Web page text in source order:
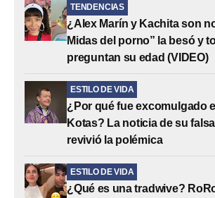
TENDENCIAS
¿Alex Marín y Kachita son
Midas del porno” la besó y
preguntan su edad (VIDEO)
ESTILO DE VIDA
¿Por qué fue excomulgado
Kotas? La noticia de su
revivió la polémica
ESTILO DE VIDA
¿Qué es una tradwive?